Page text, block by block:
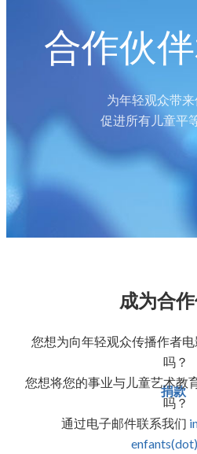
捐款
合作伙
为年轻观众带
促进所有儿童平
成为合
您想为向年轻观众传播作者
吗？
您想将您的事业与儿童艺术教
吗？
通过电子邮件联系我们